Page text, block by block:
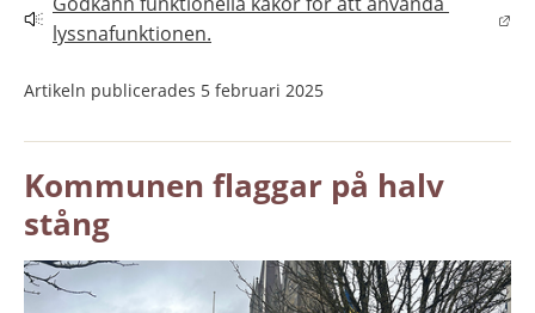
lyssnafunktionen.
Länk till annan webbplats.
Artikeln publicerades 5 februari 2025
Kommunen flaggar på halv
stång